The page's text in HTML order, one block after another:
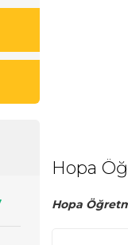
Hopa
Hopa